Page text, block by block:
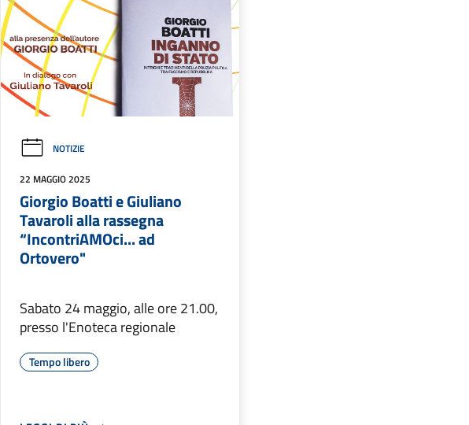
NOTIZIE
22 MAGGIO 2025
Giorgio Boatti e Giuliano
Tavaroli alla rassegna
“IncontriAMOci... ad
Ortovero"
Sabato 24 maggio, alle ore 21.00,
presso l'Enoteca regionale
Tempo libero